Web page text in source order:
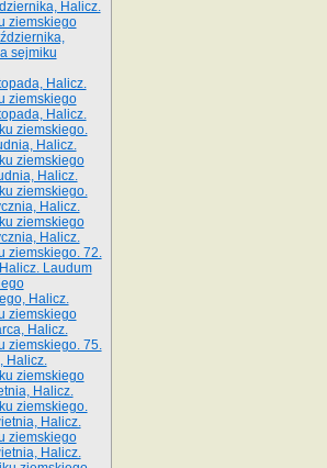
Halicz.
ziemskiego
sejmiku
Halicz.
ziemskiego
Halicz.
ziemskiego.
Halicz.
ziemskiego
Halicz.
ziemskiego.
Halicz.
ziemskiego
Halicz.
ziemskiego. 72.
Laudum
Halicz.
ziemskiego
Halicz.
ziemskiego. 75.
Halicz.
ziemskiego
Halicz.
ziemskiego.
Halicz.
ziemskiego
Halicz.